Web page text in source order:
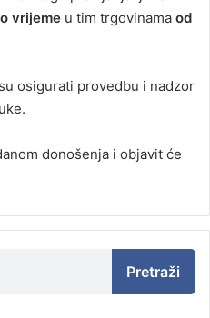
vrijeme u tim trgovinama od
osigurati provedbu i nadzor
donošenja i objavit će
Pretraži